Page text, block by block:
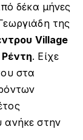
δέκα μήνες
της
Village
. Είχε
στα
ανήκε στην